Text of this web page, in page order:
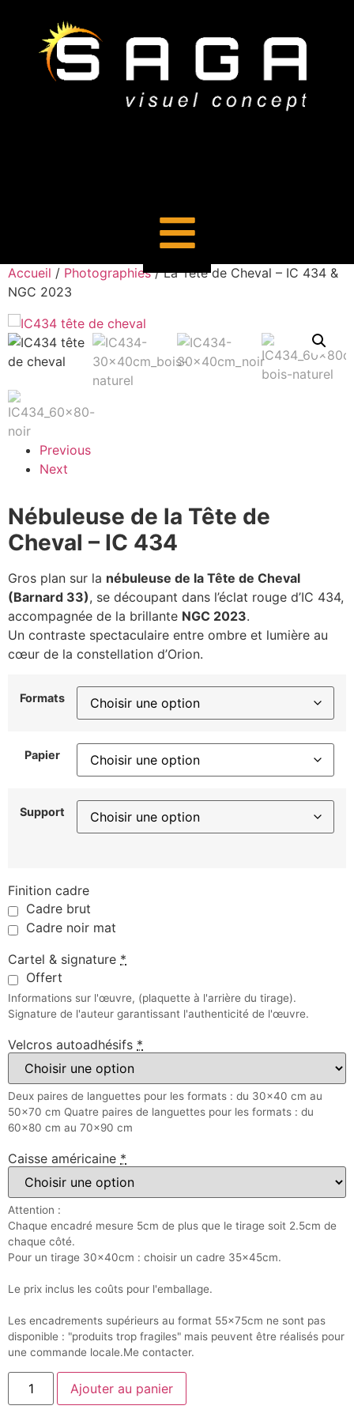
Accueil / Photographies/ La Tête de Cheval – IC 434 &
NGC 2023
Previous
Next
Nébuleuse de la Tête de
Cheval – IC 434
Gros plan sur la nébuleuse de la Tête de Cheval
(Barnard 33), se découpant dans l’éclat rouge d’IC 434,
accompagnée de la brillante NGC 2023.
Un contraste spectaculaire entre ombre et lumière au
cœur de la constellation d’Orion.
Formats
Papier
Support
Finition cadre
Cadre brut
Cadre noir mat
Cartel & signature *
Offert
Informations sur l'œuvre, (plaquette à l'arrière du tirage).
Signature de l'auteur garantissant l'authenticité de l'œuvre.
Velcros autoadhésifs *
Deux paires de languettes pour les formats : du 30x40 cm au
50x70 cm Quatre paires de languettes pour les formats : du
60x80 cm au 70x90 cm
Caisse américaine *
Attention :
Chaque encadré mesure 5cm de plus que le tirage soit 2.5cm de
chaque côté.
Pour un tirage 30x40cm : choisir un cadre 35x45cm.
Le prix inclus les coûts pour l'emballage.
Les encadrements supérieurs au format 55x75cm ne sont pas
disponible : "produits trop fragiles" mais peuvent être réalisés pour
une commande locale.Me contacter.
Ajouter au panier